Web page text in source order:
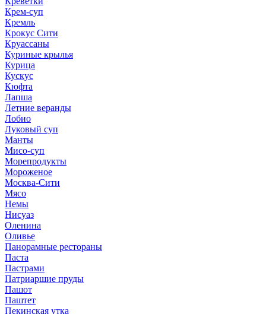
Крем-суп
Кремль
Крокус Сити
Круассаны
Куриные крылья
Курица
Кускус
Кюфта
Лапша
Летние веранды
Лобио
Луковый суп
Манты
Мисо-суп
Морепродукты
Мороженое
Москва-Сити
Мясо
Немы
Нисуаз
Оленина
Оливье
Панорамные рестораны
Паста
Пастрами
Патриаршие пруды
Пашот
Паштет
Пекинская утка